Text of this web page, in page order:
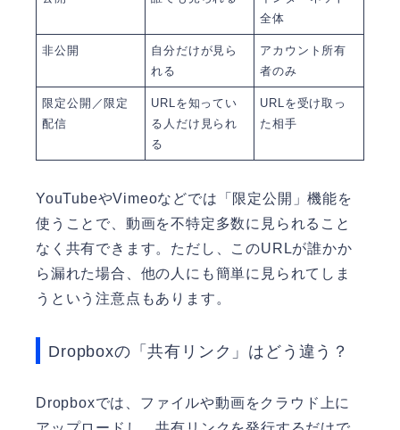
全体
非公開
自分だけが見ら
れる
アカウント所有
者のみ
限定公開／限定
配信
URLを知ってい
る人だけ見られ
る
URLを受け取っ
た相手
YouTubeやVimeoなどでは「限定公開」機能を
使うことで、動画を不特定多数に見られること
なく共有できます。ただし、このURLが誰かか
ら漏れた場合、他の人にも簡単に見られてしま
うという注意点もあります。
Dropboxの「共有リンク」はどう違う？
Dropboxでは、ファイルや動画をクラウド上に